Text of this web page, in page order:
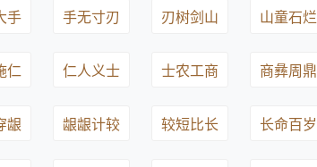
手 手无寸刃 刃树剑山 山童石烂
仁 仁人义士 士农工商 商彝周鼎
龈 龈龈计较 较短比长 长命百岁